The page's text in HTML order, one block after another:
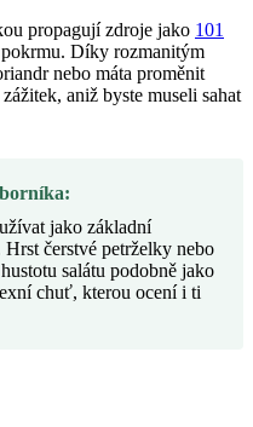
propagují zdroje jako 101
pokrmu. Díky rozmanitým
nebo máta proměnit
aniž byste museli sahat
jako základní
čerstvé petrželky nebo
salátu podobně jako
chuť, kterou ocení i ti